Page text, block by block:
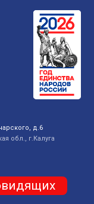
д.6
обл., г.Калуга